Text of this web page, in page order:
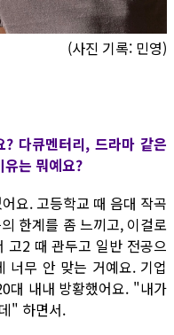
(사진 기록: 민영)
다큐멘터리, 드라마 같은
는 뭐예요?
요. 고등학교 때 음대 작곡
한계를 좀 느끼고, 이걸로
고2 때 관두고 일반 전공으
너무 안 맞는 거예요. 기업
대 내내 방황했어요. "내가
" 하면서.